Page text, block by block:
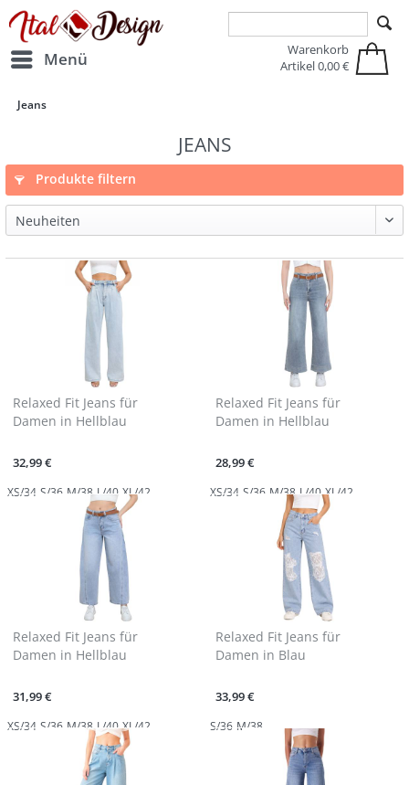
Zur Hauptnavigation springen Zum Hauptinhalt springen
Menü
Warenkorb
Artikel0,00 €
Jeans
JEANS
Produkte filtern
Relaxed Fit Jeans für
Damen in Hellblau
32,99 €
XS/34 S/36 M/38 L/40 XL/42
Relaxed Fit Jeans für
Damen in Hellblau
28,99 €
XS/34 S/36 M/38 L/40 XL/42
Relaxed Fit Jeans für
Damen in Hellblau
31,99 €
XS/34 S/36 M/38 L/40 XL/42
Relaxed Fit Jeans für
Damen in Blau
33,99 €
S/36 M/38